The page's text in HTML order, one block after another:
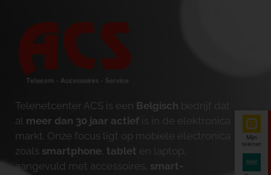
Telenetcenter ACS is een Belgisch bedrijf dat
al meer dan 30 jaar actief is in de elektronica
markt. Onze focus ligt op mobiele electronica
zoals smartphone tablet en laptop,
aangevuld met accessoires, smart-
Mijn
telenet